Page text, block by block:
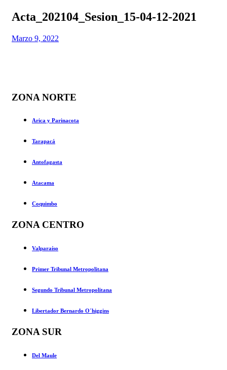
Acta_202104_Sesion_15-04-12-2021
Marzo 9, 2022
ZONA NORTE
Arica y Parinacota
Tarapacá
Antofagasta
Atacama
Coquimbo
ZONA CENTRO
Valparaíso
Primer Tribunal Metropolitana
Segundo Tribunal Metropolitana
Libertador Bernardo O´higgins
ZONA SUR
Del Maule